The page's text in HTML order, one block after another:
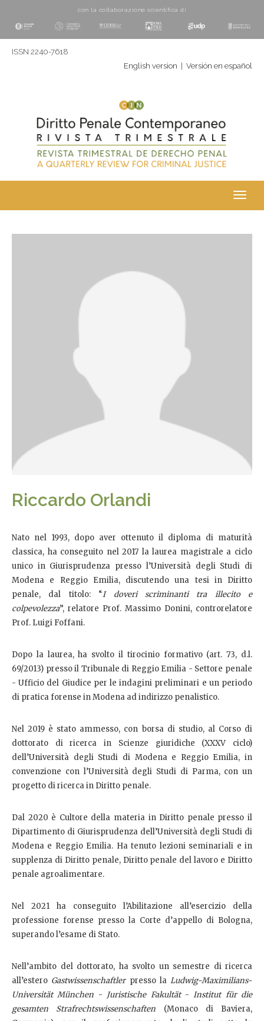
con la collaborazione scientifica di
ISSN 2240-7618
English version
Versión en español
Riccardo Orlandi
Nato nel 1993, dopo aver ottenuto il diploma di maturità
classica, ha conseguito nel 2017 la laurea magistrale a ciclo
unico in Giurisprudenza presso l’Università degli Studi di
Modena e Reggio Emilia, discutendo una tesi in Diritto
penale, dal titolo: “I doveri scriminanti tra illecito e
colpevolezza”, relatore Prof. Massimo Donini, controrelatore
Prof. Luigi Foffani.
Dopo la laurea, ha svolto il tirocinio formativo (art. 73, d.l.
69/2013) presso il Tribunale di Reggio Emilia - Settore penale
- Ufficio del Giudice per le indagini preliminari e un periodo
di pratica forense in Modena ad indirizzo penalistico.
Nel 2019 è stato ammesso, con borsa di studio, al Corso di
dottorato di ricerca in Scienze giuridiche (XXXV ciclo)
dell’Università degli Studi di Modena e Reggio Emilia, in
convenzione con l’Università degli Studi di Parma, con un
progetto di ricerca in Diritto penale.
Dal 2020 è Cultore della materia in Diritto penale presso il
Dipartimento di Giurisprudenza dell’Università degli Studi di
Modena e Reggio Emilia. Ha tenuto lezioni seminariali e in
supplenza di Diritto penale, Diritto penale del lavoro e Diritto
penale agroalimentare.
Nel 2021 ha conseguito l’Abilitazione all’esercizio della
professione forense presso la Corte d’appello di Bologna,
superando l’esame di Stato.
Nell’ambito del dottorato, ha svolto un semestre di ricerca
all’estero Gastwissenschaftlerpresso la Ludwig-Maximilians-
Universität München - Juristische Fakultät-Institut für die
gesamten Strafrechtswissenschaften (Monaco di Baviera,